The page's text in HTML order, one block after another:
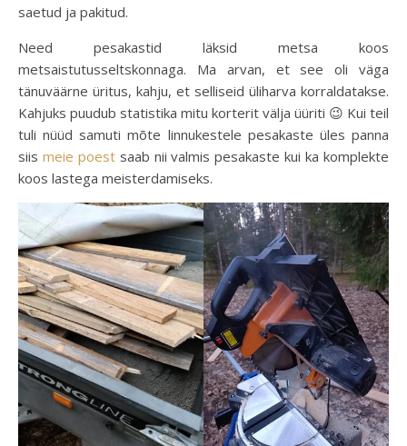
saetud ja pakitud.
Need pesakastid läksid metsa koos
metsaistutusseltskonnaga. Ma arvan, et see oli väga
tänuväärne üritus, kahju, et selliseid üliharva korraldatakse.
Kahjuks puudub statistika mitu korterit välja üüriti 😉 Kui teil
tuli nüüd samuti mõte linnukestele pesakaste üles panna
siis meie poestsaab nii valmis pesakaste kui ka komplekte
koos lastega meisterdamiseks.